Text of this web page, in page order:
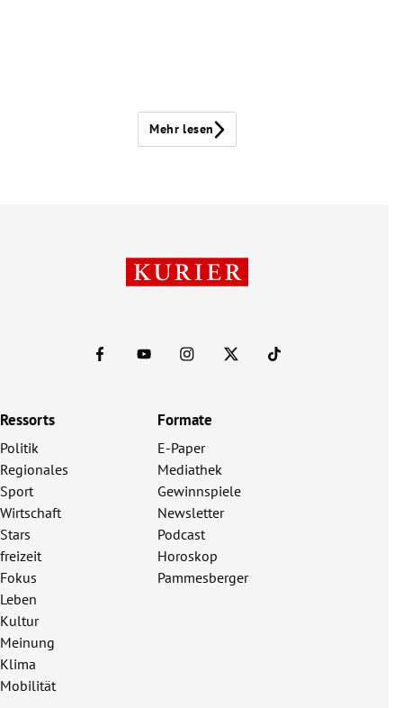
Mehr lesen
Ressorts
Politik
Regionales
Sport
Wirtschaft
Stars
freizeit
Fokus
Leben
Kultur
Meinung
Klima
Mobilität
Formate
E-Paper
Mediathek
Gewinnspiele
Newsletter
Podcast
Horoskop
Pammesberger